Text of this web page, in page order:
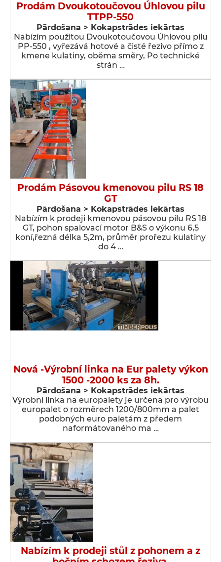
Prodám Dvoukotoučovou Úhlovou pilu
TTPP-550
Pārdošana > Kokapstrādes iekārtas
Nabízím použitou Dvoukotoučovou Úhlovou pilu
PP-550 , vyřezává hotové a čisté řezivo přímo z
kmene kulatiny, oběma směry, Po technické
strán …
Prodám Pásovou kmenovou pilu RS 18
GT
Pārdošana > Kokapstrādes iekārtas
Nabízím k prodeji kmenovou pásovou pilu RS 18
GT, pohon spalovací motor B&S o výkonu 6,5
koní,řezná délka 5,2m, průměr prořezu kulatiny
do 4 …
Nová -Výrobní linka na Eur palety výkon
1500 -2000 ks za 8h.
Pārdošana > Kokapstrādes iekārtas
Výrobní linka na europalety je určena pro výrobu
europalet o rozměrech 1200/800mm a palet
podobných euro paletám z předem
naformátovaného ma …
Nabízím k prodeji stůl z pohonem a z